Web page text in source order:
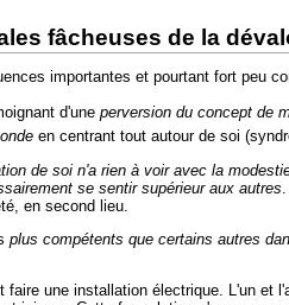
fâcheuses de la
importantes et pourtant fort peu
d'uneperversion du concept de
en centrant tout autour de soi
de soi n'a rien à voir avec la
se sentir supérieur aux autres
en second lieu.
plus compétents que certains autres
faire une installation électrique. L'un